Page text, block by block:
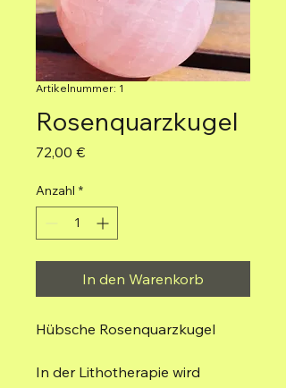
Artikelnummer: 1
Rosenquarzkugel
72,00 €Preis
Anzahl *
In den Warenkorb
Hübsche Rosenquarzkugel
In der Lithotherapie wird